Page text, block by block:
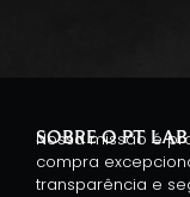
SOBRE O PT LAB
Nossa missão é
compra
transparência e